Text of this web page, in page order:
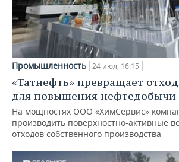
Промышленность 24 июл, 16:15
«Татнефть» превращает
для повышения нефтедобычи
На мощностях ООО «ХимСервис»
производить поверхностно-активные
отходов собственного производства